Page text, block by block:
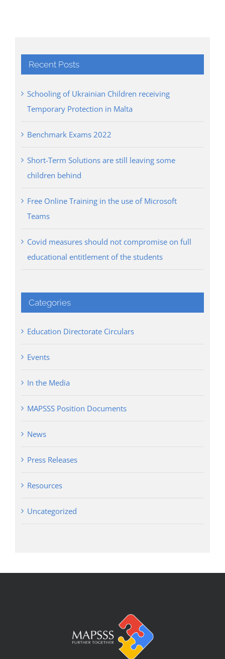
Recent Posts
Schooling of Ukrainian Children receiving
Temporary Protection in Malta
Benchmark Exams 2022
Short-Term Solutions are still leaving some
children behind
Free Online Training in the use of Microsoft
Teams
Covid measures should not compromise on full
educational entitlement of the students
Categories
Education Directorate Circulars
Events
In the Media
MAPSSS Position Documents
News
Press Releases
Resources
Uncategorized